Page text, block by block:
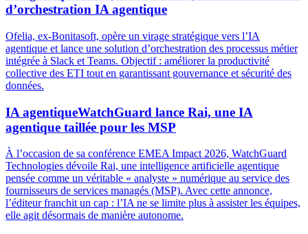
d’orchestration IA agentique
Ofelia, ex-Bonitasoft, opère un virage stratégique vers l’IA
agentique et lance une solution d’orchestration des processus métier
intégrée à Slack et Teams. Objectif : améliorer la productivité
collective des ETI tout en garantissant gouvernance et sécurité des
données.
IA agentiqueWatchGuard lance Rai, une IA
agentique taillée pour les MSP
À l’occasion de sa conférence EMEA Impact 2026, WatchGuard
Technologies dévoile Rai, une intelligence artificielle agentique
pensée comme un véritable « analyste » numérique au service des
fournisseurs de services managés (MSP). Avec cette annonce,
l’éditeur franchit un cap : l’IA ne se limite plus à assister les équipes,
elle agit désormais de manière autonome.